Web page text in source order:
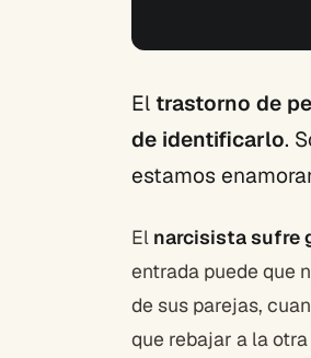
El trastorno de
de identificarlo.
estamos
El narcisista sufre
entrada puede que
de sus parejas,
que rebajar a la